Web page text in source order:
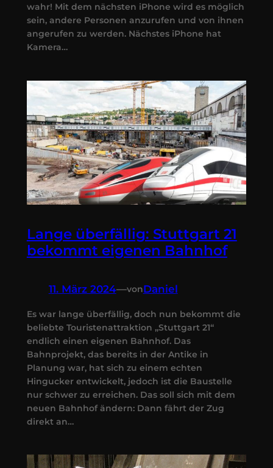
wahr! Mit dem nächsten iPhone wird es möglich
sein, andere Personen anzurufen und von ihnen
angerufen zu werden. Nächstes iPhone hat
Kamera…
Lange überfällig: Stuttgart 21
bekommt eigenen Bahnhof
11. März 2024—vonDaniel
Es war lange überfällig, doch nun bekommt die
beliebte Touristenattraktion „Stuttgart 21“
endlich einen eigenen Bahnhof. Das
Bahnprojekt, das bereits in der Antike in
Planung war, hat sich zu einem echten
Hingucker entwickelt, jedoch ist die Baustelle
nur schwer zu erreichen. Das soll sich mit dem
neuen Bahnhof ändern: Dann fährt der Zug
direkt an…